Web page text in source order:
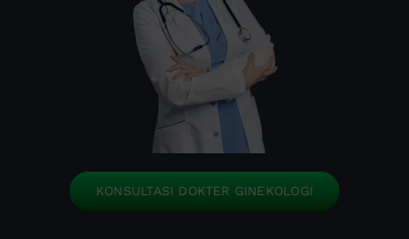
KONSULTASI DOKTER GINEKOLOGI